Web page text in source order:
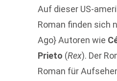
Auf dieser US-
Roman finden sich
Ago} Autoren wie
Prieto (Rex). Der
Roman für